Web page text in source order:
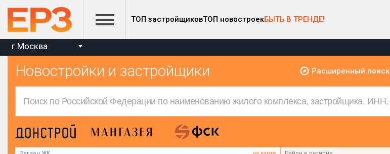
ТОП застройщиковТОП новостроекБЫТЬ В ТРЕНДЕ!
г.Москва
Новостройки и застройщики Расширенный поиск